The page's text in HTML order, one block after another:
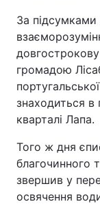
За підсумками
громадою
знаходиться
кварталі Лапа.
Того ж дня
благочинного
звершив у
освячення